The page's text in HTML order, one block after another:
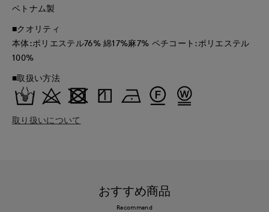
ベトナム製
■クオリティ
本体:ポリエステル76% 綿17%麻7% ペチコート:ポリエステル
100%
■取扱い方法
取り扱いについて
おすすめ商品
Recommend